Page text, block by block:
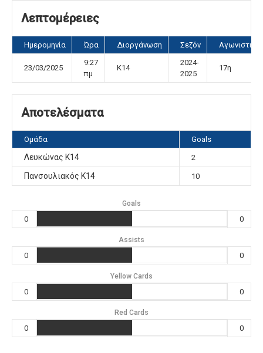
Λεπτομέρειες
Ημερομηνία Ώρα Διοργάνωση Σεζόν Αγωνιστική
23/03/2025
9:27
πμ
K14
2024-
2025
17η
Αποτελέσματα
Ομάδα Goals
Λευκώνας Κ14 2
Πανσουλιακός Κ14 10
Goals
0 0
Assists
0 0
Yellow Cards
0 0
Red Cards
0 0